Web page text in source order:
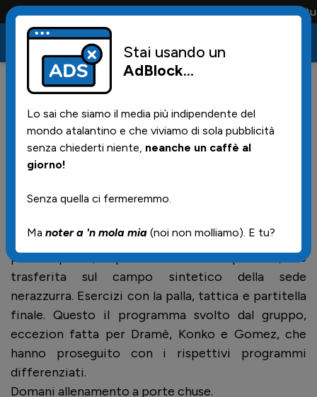
Conta solo la maglia e solo i tifosi la portano
19/01/2017 | 18.00
Allenamento al mattino al
centro Bortolotti
Mister Gasperini, in vista della gara di domenica
d'allenamento al centro Bortolotti di Zingonia. La
prima squadra, dopo aver lavorato in palestra, si è
trasferita sul campo sintetico della sede
nerazzurra. Esercizi con la palla, tattica e partitella
finale. Questo il programma svolto dal gruppo,
eccezion fatta per Dramè, Konko e Gomez, che
hanno proseguito con i rispettivi programmi
differenziati.
Domani allenamento a porte chuse.
Stai usando un
AdBlock...
Lo sai che siamo il media più indipendente del
mondo atalantino e che viviamo di sola pubblicità
senza chiederti niente, neanche un caffè al
giorno!
Senza quella ci fermeremmo.
Ma noter a 'n mola mia (noi non molliamo). E tu?